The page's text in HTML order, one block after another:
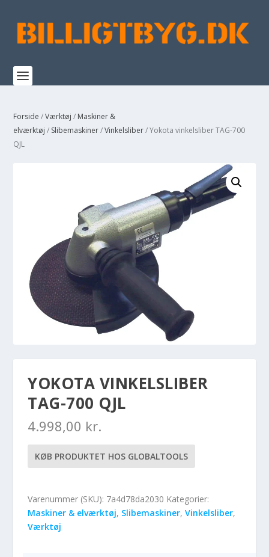
Forside /Værktøj / Maskiner &
elværktøj / Slibemaskiner/Vinkelsliber/ Yokota vinkelsliber TAG-700
QJL
YOKOTA VINKELSLIBER
TAG-700 QJL
4.998,00 kr.
KØB PRODUKTET HOS GLOBALTOOLS
Varenummer (SKU): 7a4d78da2030 Kategorier:
Maskiner & elværktøj, Slibemaskiner,Vinkelsliber,
Værktøj